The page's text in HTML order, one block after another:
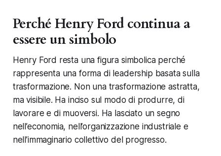
Perché Henry Ford continua a
essere un simbolo
Henry Ford resta una figura simbolica perché
rappresenta una forma di leadership basata sulla
trasformazione. Non una trasformazione astratta,
ma visibile. Ha inciso sul modo di produrre, di
lavorare e di muoversi. Ha lasciato un segno
nell’economia, nell’organizzazione industriale e
nell’immaginario collettivo del progresso.